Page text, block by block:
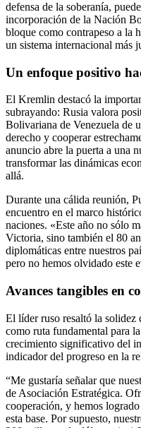
defensa de la soberanía,
incorporación de la Nación
bloque como contrapeso a la
un sistema internacional más
Un enfoque positivo
El Kremlin destacó la
subrayando: Rusia valora
Bolivariana de Venezuela de
derecho y cooperar
anuncio abre la puerta a una
transformar las dinámicas
allá.
Durante una cálida reunión,
encuentro en el marco
naciones. «Este año no sólo
Victoria, sino también el 80
diplomáticas entre nuestros
pero no hemos olvidado este
Avances tangibles en
El líder ruso resaltó la solidez
como ruta fundamental para
crecimiento significativo del
indicador del progreso en la
“Me gustaría señalar que
de Asociación Estratégica.
cooperación, y hemos
esta base. Por supuesto,